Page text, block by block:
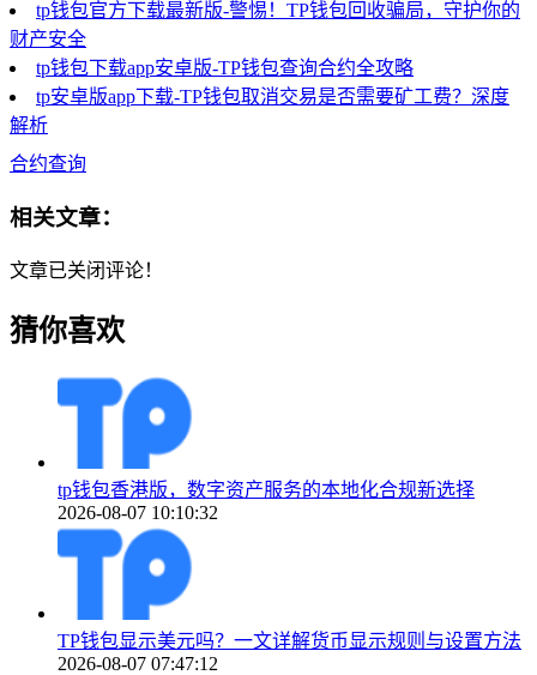
tp钱包官方下载最新版-警惕！TP钱包回收骗局，守护你的
财产安全
tp钱包下载app安卓版-TP钱包查询合约全攻略
tp安卓版app下载-TP钱包取消交易是否需要矿工费？深度
解析
合约查询
相关文章：
文章已关闭评论！
猜你喜欢
tp钱包香港版，数字资产服务的本地化合规新选择
2026-08-07 10:10:32
TP钱包显示美元吗？一文详解货币显示规则与设置方法
2026-08-07 07:47:12